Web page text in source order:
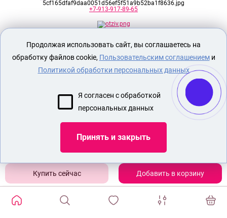
Добавить в корзину
+7-913-917-89-65
Секс шоп Доктор Любви предназначен
исключительно для лиц старше 18 лет!
Вся продукция имеет знак EAC
ЭРОТИЧЕСКОЕ БЕЛЬЕ
Показать еще
Продолжая использовать сайт, вы соглашаетесь на
обработку файлов cookie, Пользовательским соглашениеми
Политикой обработки персональных данных
Я согласен с обработкой
персональных данных
Принять и закрыть